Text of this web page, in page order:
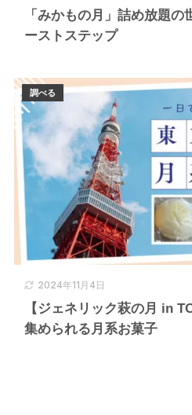
「みかもの月」詰め放題
ーストステップ
2024年11月4日
【ジェネリック萩の月 in
集められる月系お菓子
調べる